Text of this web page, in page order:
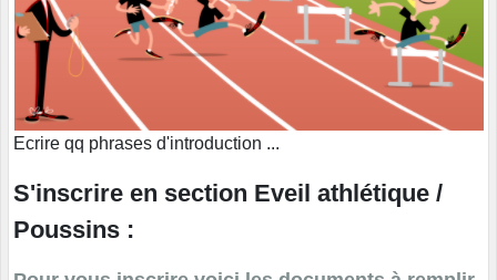
Ecrire qq phrases d'introduction ...
S'inscrire en section Eveil athlétique /
Poussins :